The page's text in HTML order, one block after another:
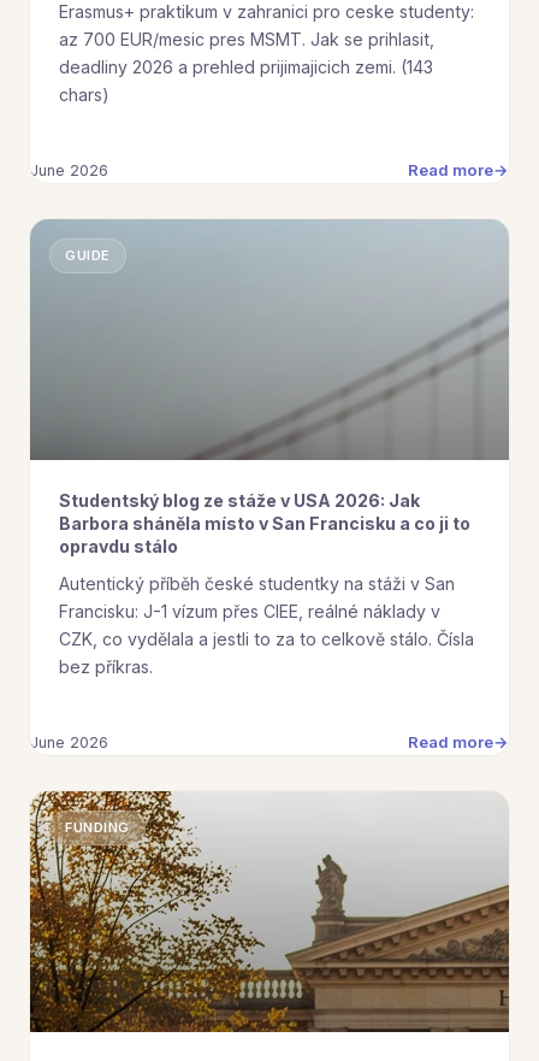
Erasmus+ praktikum v zahranici pro ceske studenty:
az 700 EUR/mesic pres MSMT. Jak se prihlasit,
deadliny 2026 a prehled prijimajicich zemi. (143
chars)
June 2026 Read more
GUIDE
Studentský blog ze stáže v USA 2026: Jak
Barbora sháněla místo v San Francisku a co ji to
opravdu stálo
Autentický příběh české studentky na stáži v San
Francisku: J-1 vízum přes CIEE, reálné náklady v
CZK, co vydělala a jestli to za to celkově stálo. Čísla
bez příkras.
June 2026 Read more
FUNDING